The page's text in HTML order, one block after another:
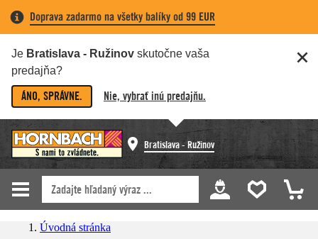
Doprava zadarmo na všetky balíky od 99 EUR
Je Bratislava - Ružinov skutočne vaša
predajňa?
ÁNO, SPRÁVNE. Nie, vybrať inú predajňu.
Bratislava - Ružinov
Úvodná stránka